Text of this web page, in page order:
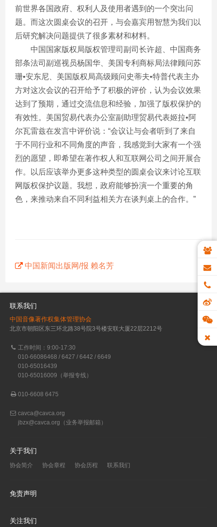
前世界各国政府、权利人及使用者遇到的一个突出问
题。而这次圆桌会议的召开，与会嘉宾用智慧为我们以
后研究解决问题提供了很多素材和材料。
中国国家版权局版权管理司副司长许超、中国商务
部条法司副巡视员杨国华、美国专利商标局法律顾问苏
珊•安东尼、美国版权局高级顾问史蒂夫•特普代表主办
方对这次会议的召开给予了积极的评价，认为会议效果
达到了预期，通过交流信息和经验，加强了版权保护的
有效性。美国贸易代表办公室副助理贸易代表姬拉•阿
尔瓦雷兹在发言中评价说：“会议让与会者听到了来自
于不同行业和不同角度的声音，我感觉到大家有一个强
烈的愿望，即希望在著作权人和互联网公司之间开展合
作。以后应该举办更多这种类型的圆桌会议来讨论互联
网版权保护议题。我想，政府能够扮演一个重要的角
色，来推动来自不同利益相关方在谈判桌上的合作。”
中国新闻出版网/报 赖名芳
联系我们
中国音像著作权集体管理协会
北京市朝阳区东三环北路38号院3号楼安联大厦22层2212号
工作时间：9:00-17:30
010-66086468 / 6427 / 6442 / 6649
010-65016439
010-65016009（举报专线）
010-6608 6475
cavca@cavca.org
jbzx@cavca.org （业务举报邮箱）
关于我们
协会简介 协会章程 协会历程 联系我们
免责声明
关注我们